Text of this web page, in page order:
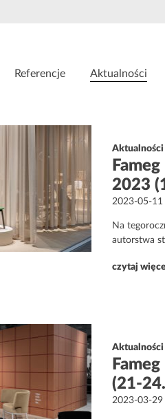
Referencje Aktualności
Aktualności
2023
2023-05-11
Na
autorstwa
czytaj
Aktualności
(21-
2023-03-29